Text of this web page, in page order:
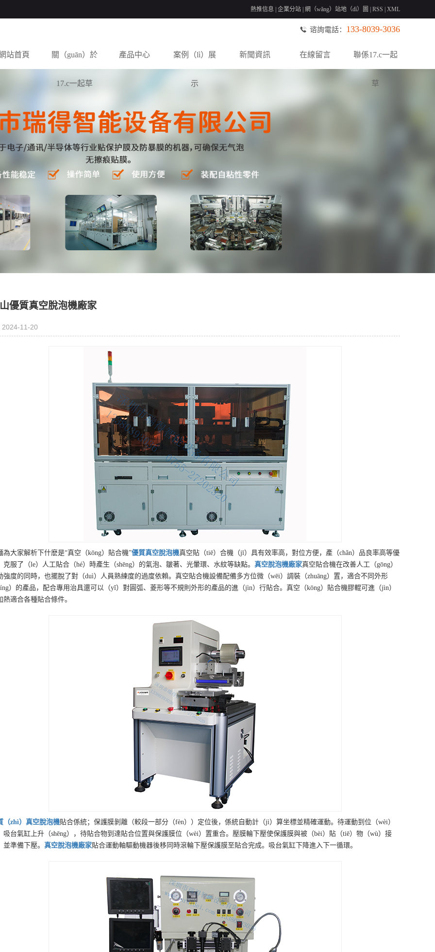
熱推信息 企業分站 網（wǎng）站地（dì）圖 RSS XML
谘詢電話： 133-8039-3036
站首頁 關（guān）於
17.c一起草
產品中心 案例（lì）展
示
新聞資訊 在線留言 聯係17.c一起
草
優質真空脫泡機廠家
2024-11-20
為大家解析下什麽是“真空（kōng）貼合機”優質真空脫泡機真空貼（tiē）合機（jī）具有效率高，對位方便，產（chǎn）品良率高等優
克服了（le）人工貼合（hé）時產生（shēng）的氣泡、皺著、光暈環、水紋等缺點。 真空脫泡機廠家真空貼合機在改善人工（gōng）
強度的同時，也擺脫了對（duì）人員熟練度的過度依賴。真空貼合機設備配備多方位微（wēi）調裝（zhuāng）置，適合不同外形
）的產品，配合專用治具還可以（yǐ）對圓弧、菱形等不規則外形的產品的進（jìn）行貼合。真空（kōng）貼合機膠輥可進（jìn）
熱適合各種貼合條件。
（zhì） 真空脫泡機貼合係統；保護膜剝離（較段一部分（fèn））定位後，係統自動計（jì）算坐標並精確運動。待運動到位（wèi）
吸台氣缸上升（shēng），待貼合物到達貼合位置與保護膜位（wèi）置重合。壓膜輪下壓使保護膜與被（bèi）貼（tiē）物（wù）接
並準備下壓。 真空脫泡機廠家貼合運動軸驅動機器後移同時滾輪下壓保護膜至貼合完成。吸台氣缸下降進入下一循環。